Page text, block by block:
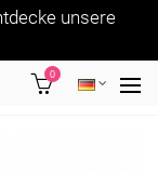
unsere
0